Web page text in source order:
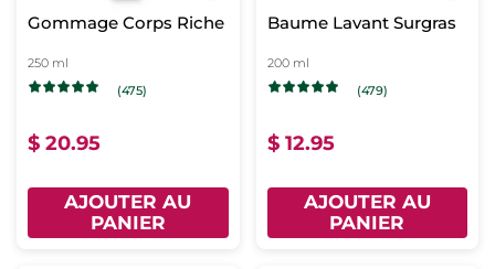
Gommage Corps Riche
250 ml
(475)
$ 20.95
AJOUTER AU
PANIER
Baume Lavant Surgras
200 ml
(479)
$ 12.95
AJOUTER AU
PANIER